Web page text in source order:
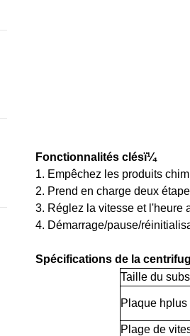
Fonctionnalités clésï¼
1. Empêchez les produits
2. Prend en charge deux
3. Réglez la vitesse et l'heure
4. Démarrage/pause/
Spécifications de la
Taille du
Plaque hplus
Plage de